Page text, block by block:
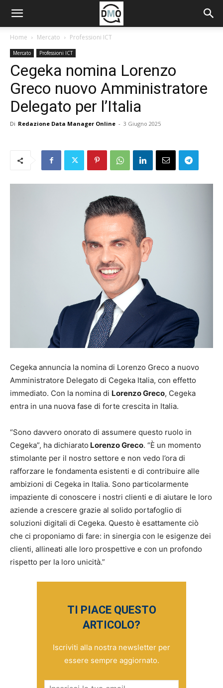
Home Mercato Professioni ICT
Mercato Professioni ICT
Cegeka nomina Lorenzo
Greco nuovo Amministratore
Delegato per l’Italia
Di Redazione Data Manager Online - 3 Giugno 2025
Cegeka annuncia la nomina di Lorenzo Greco a nuovo
Amministratore Delegato di Cegeka Italia, con effetto
immediato. Con la nomina di Lorenzo Greco, Cegeka
entra in una nuova fase di forte crescita in Italia.
“Sono davvero onorato di assumere questo ruolo in
Cegeka”, ha dichiarato Lorenzo Greco. “È un momento
stimolante per il nostro settore e non vedo l’ora di
rafforzare le fondamenta esistenti e di contribuire alle
ambizioni di Cegeka in Italia. Sono particolarmente
impaziente di conoscere i nostri clienti e di aiutare le loro
aziende a crescere grazie al solido portafoglio di
soluzioni digitali di Cegeka. Questo è esattamente ciò
che ci proponiamo di fare: in sinergia con le esigenze dei
clienti, allineati alle loro prospettive e con un profondo
rispetto per la loro unicità.”
TI PIACE QUESTO
ARTICOLO?
Iscriviti alla nostra newsletter per
essere sempre aggiornato.